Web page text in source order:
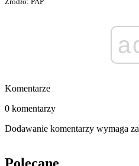
Komentarze
0 komentarzy
Dodawanie komentarzy wymaga